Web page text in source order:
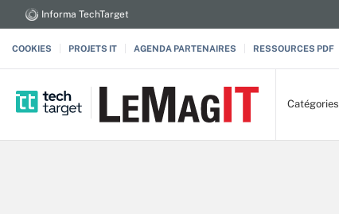
Informa TechTarget
COOKIES PROJETS IT AGENDA PARTENAIRES RESSOURCES PDF
Catégories